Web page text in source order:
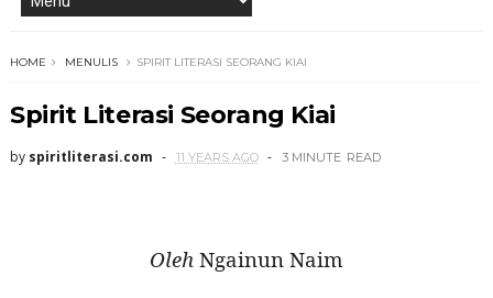
HOME MENULIS SPIRIT LITERASI SEORANG KIAI
Spirit Literasi Seorang Kiai
by spiritliterasi.com 11 YEARS AGO 3 MINUTE READ
Oleh Ngainun Naim